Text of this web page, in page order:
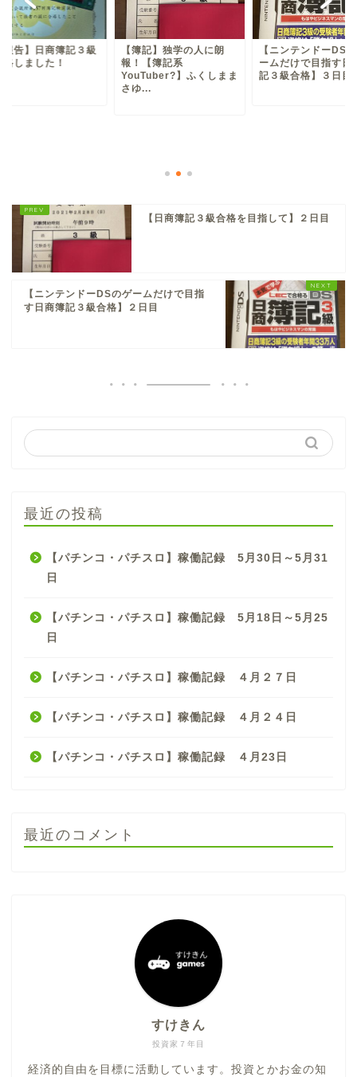
報告】日商簿記３級
格しました！
【簿記】独学の人に朗
報！【簿記系
YouTuber?】ふくしまま
さゆ...
【ニンテンドーDS
ームだけで目指す日
記３級合格】３日目
【日商簿記３級合格を目指して】２日目
【ニンテンドーDSのゲームだけで目指
す日商簿記３級合格】２日目
最近の投稿
【パチンコ・パチスロ】稼働記録 5月30日～5月31
日
【パチンコ・パチスロ】稼働記録 5月18日～5月25
日
【パチンコ・パチスロ】稼働記録 ４月２７日
【パチンコ・パチスロ】稼働記録 ４月２４日
【パチンコ・パチスロ】稼働記録 ４月23日
最近のコメント
投資家７年目
すけきん
経済的自由を目標に活動しています。投資とかお金の知